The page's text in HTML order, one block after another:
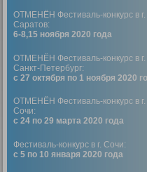
ОТМЕНЁН Фестиваль-конкурс в г.
Саратов:
6-8,15 ноября 2020 года
ОТМЕНЁН Фестиваль-конкурс в г.
Санкт-Петербург:
с 27 октября по 1 ноября 2020
ОТМЕНЁН Фестиваль-конкурс в г.
Сочи:
с 24 по 29 марта 2020 года
Фестиваль-конкурс в г. Сочи:
с 5 по 10 января 2020 года